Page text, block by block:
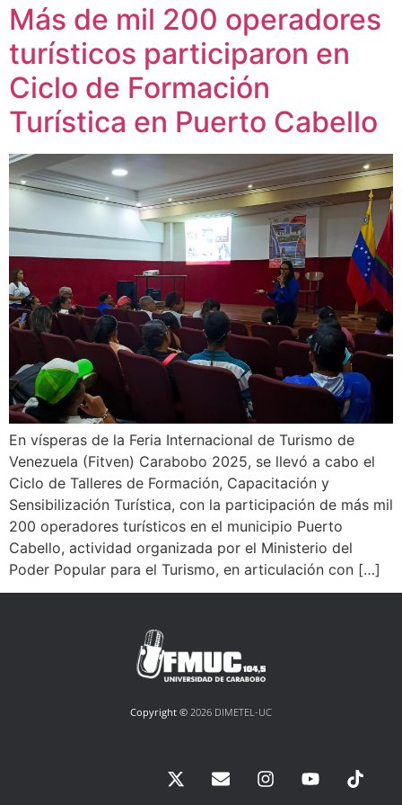
Más de mil 200 operadores
turísticos participaron en
Ciclo de Formación
Turística en Puerto Cabello
En vísperas de la Feria Internacional de Turismo de
Venezuela (Fitven) Carabobo 2025, se llevó a cabo el
Ciclo de Talleres de Formación, Capacitación y
Sensibilización Turística, con la participación de más mil
200 operadores turísticos en el municipio Puerto
Cabello, actividad organizada por el Ministerio del
Poder Popular para el Turismo, en articulación con […]
Copyright © 2026 DIMETEL-UC